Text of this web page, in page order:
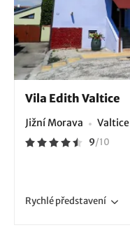
Vila Edith Valtice
Jižní Morava Valtice
9/10
Rychlépředstavení